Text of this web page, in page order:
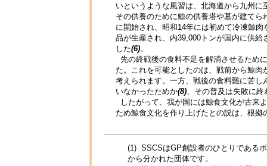
いというような風習は、北海道から九州
その供養のために鯨の供養塔や墓が建て
に開始され、昭和14年には初めて冷凍鯨
品が生産され、内39,000トンが国内に供
した(6)。
先の終戦後の食料不足を解消させるため
た。これを可能としたのは、戦前から鯨肉
考えられます。一方、戦後の食料難に苦
いなかったためか(8)、その普及は失敗に終
したがって、我が国には鯨食文化が古来
ため鯨食文化を作り上げたとの説は、根
(1) SSCSはGP創設者のひとりである
から分かれた団体です。